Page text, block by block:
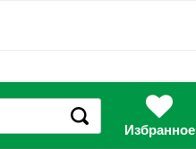
Избранное